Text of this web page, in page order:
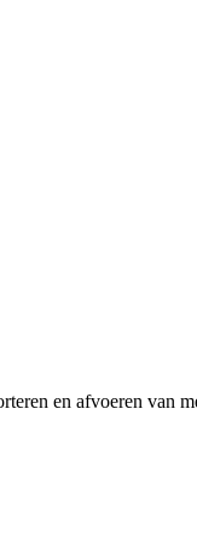
en afvoeren van